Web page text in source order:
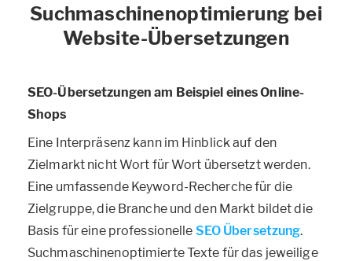
Suchmaschinenoptimierung bei
Website-Übersetzungen
SEO-Übersetzungen am Beispiel eines Online-
Shops
Eine Interpräsenz kann im Hinblick auf den
Zielmarkt nicht Wort für Wort übersetzt werden.
Eine umfassende Keyword-Recherche für die
Zielgruppe, die Branche und den Markt bildet die
Basis für eine professionelle SEO Übersetzung.
Suchmaschinenoptimierte Texte für das jeweilige